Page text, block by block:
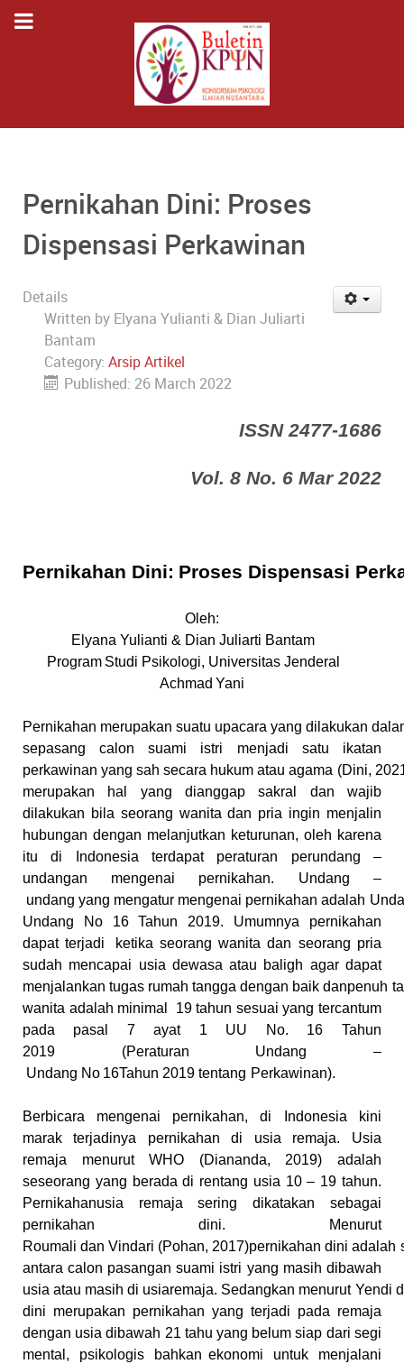
Pernikahan Dini: Proses
Dispensasi Perkawinan
Details
Written by Elyana Yulianti & Dian Juliarti
Bantam
Category: Arsip Artikel
Published: 26 March 2022
ISSN 2477-1686
Vol. 8 No. 6 Mar 2022
Pernikahan Dini: Proses Dispensasi
Oleh:
Elyana Yulianti & Dian Juliarti Bantam
Program Studi Psikologi, Universitas Jenderal
Achmad Yani
Pernikahan merupakan suatu upacara yang dilakukan
sepasang calon suami istri menjadi satu ikatan
perkawinan yang sah secara hukum atau agama (Dini,
merupakan hal yang dianggap sakral dan wajib
dilakukan bila seorang wanita dan pria ingin menjalin
hubungan dengan melanjutkan keturunan, oleh karena
itu di Indonesia terdapat peraturan perundang –
undangan
mengenai pernikahan. Undang
–
undang yang mengatur mengenai pernikahan adalah
Undang
No 16 Tahun 2019.
Umumnya pernikahan
dapat terjadi
ketika seorang wanita dan seorang pria
sudah mencapai usia dewasa atau baligh agar dapat
menjalankan tugas rumah tangga dengan baik danpenuh
wanita adalah minimal 19 tahun sesuai yang tercantum
pada pasal 7 ayat 1 UU No. 16 Tahun
2019
(Peraturan
Undang –
Undang No 16Tahun 2019 tentang Perkawinan).
Berbicara mengenai pernikahan, di Indonesia kini
marak terjadinya
pernikahan di usia remaja. Usia
remaja menurut WHO (Diananda, 2019)
adalah
seseorang yang berada di rentang usia 10 – 19 tahun.
Pernikahanusia remaja sering dikatakan sebagai
pernikahan dini. Menurut
Roumali dan Vindari (Pohan, 2017)pernikahan dini adalah
antara calon pasangan suami istri yang masih dibawah
usia atau masih di usiaremaja. Sedangkan menurut Yendi
dini merupakan pernikahan yang terjadi pada remaja
dengan usia dibawah 21 tahu yang belum siap dari segi
mental, psikologis bahkan ekonomi untuk menjalani